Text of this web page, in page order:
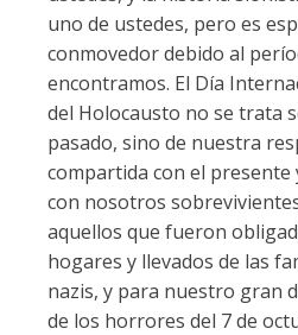
uno de ustedes, pero es
conmovedor debido al
encontramos. El Día
del Holocausto no se trata
pasado, sino de nuestra
compartida con el
con nosotros
aquellos que fueron
hogares y llevados de las
nazis, y para nuestro gran
de los horrores del 7 de